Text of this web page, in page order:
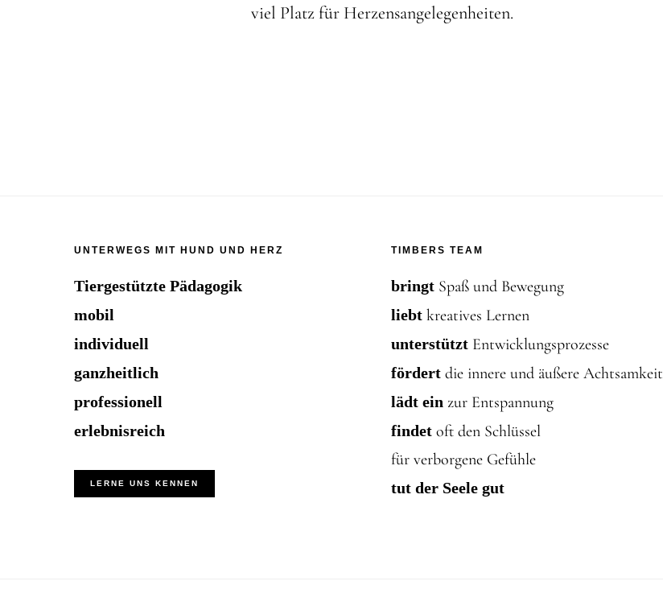
viel Platz für Herzensangelegenheiten.
UNTERWEGS MIT HUND UND HERZ
Tiergestützte Pädagogik
mobil
individuell
ganzheitlich
professionell
erlebnisreich
LERNE UNS KENNEN
TIMBERS TEAM
bringt Spaß und Bewegung
liebt kreatives Lernen
unterstützt Entwicklungsprozesse
fördert die innere und äußere Achtsamkeit
lädt ein zur Entspannung
findet oft den Schlüssel
für verborgene Gefühle
tut der Seele gut